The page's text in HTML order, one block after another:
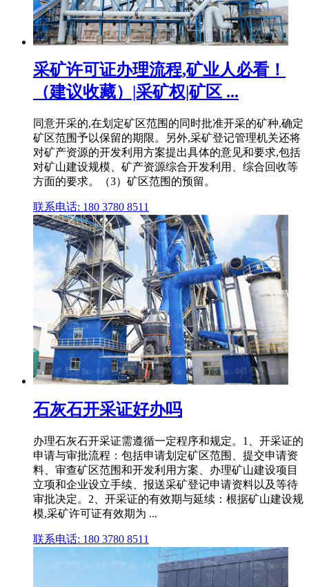
采矿许可证办理流程,矿业人必看！
（建议收藏）|采矿权|矿区 ...
同意开采的,在划定矿区范围的同时批准开采的矿种,确定
矿区范围予以保留的期限。另外,采矿登记管理机关还将
对矿产资源的开发利用方案提出具体的意见和要求,包括
对矿山建设规模、矿产资源综合开发利用、综合回收等
方面的要求。（3）矿区范围的预留。
联系电话: 180 3780 8511
石灰石开采证好办吗
办理石灰石开采证需遵循一定程序和规定。1、开采证的
申请与审批流程：包括申请划定矿区范围、提交申请资
料、审查矿区范围和开发利用方案、办理矿山建设项目
立项和企业设立手续、报送采矿登记申请资料以及等待
审批决定。2、开采证的有效期与延续：根据矿山建设规
模,采矿许可证有效期为 ...
联系电话: 180 3780 8511